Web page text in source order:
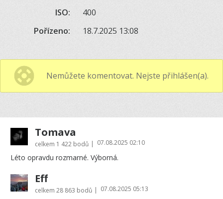
ISO:
400
Pořízeno:
18.7.2025 13:08
Nemůžete komentovat. Nejste přihlášen(a).
Tomava
celkem 1 422 bodů | 07.08.2025 02:10
Léto opravdu rozmarné. Výborná.
Eff
celkem 28 863 bodů | 07.08.2025 05:13